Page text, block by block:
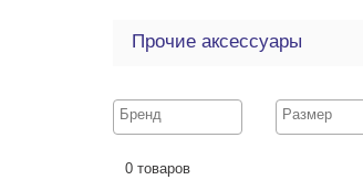
Прочие аксессуары
0 товаров